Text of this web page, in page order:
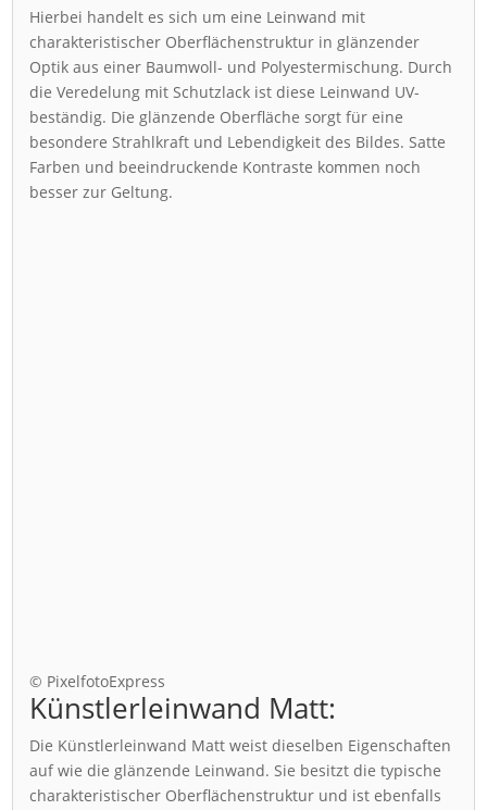
Hierbei handelt es sich um eine Leinwand mit
charakteristischer Oberflächenstruktur in glänzender
Optik aus einer Baumwoll- und Polyestermischung. Durch
die Veredelung mit Schutzlack ist diese Leinwand UV-
beständig. Die glänzende Oberfläche sorgt für eine
besondere Strahlkraft und Lebendigkeit des Bildes. Satte
Farben und beeindruckende Kontraste kommen noch
besser zur Geltung.
© PixelfotoExpress
Künstlerleinwand Matt:
Die Künstlerleinwand Matt weist dieselben Eigenschaften
auf wie die glänzende Leinwand. Sie besitzt die typische
charakteristischer Oberflächenstruktur und ist ebenfalls